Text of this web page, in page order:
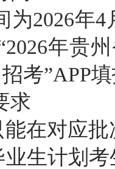
为2026年4
年贵
考”APP
求
能在对应
业生计划